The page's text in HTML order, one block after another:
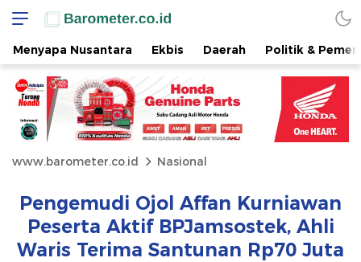
Menyapa Nusantara Ekbis Daerah Politik &
www.barometer.co.id Nasional
Pengemudi Ojol Affan Kurniawan
Peserta Aktif BPJamsostek, Ahli
Waris Terima Santunan Rp70 Juta